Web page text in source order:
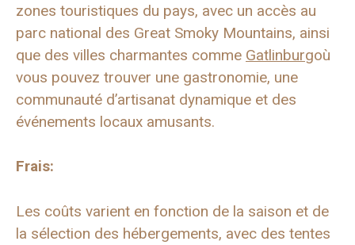
zones touristiques du pays, avec un accès au
parc national des Great Smoky Mountains, ainsi
que des villes charmantes comme Gatlinburgoù
vous pouvez trouver une gastronomie, une
communauté d’artisanat dynamique et des
événements locaux amusants.
Frais:
Les coûts varient en fonction de la saison et de
la sélection des hébergements, avec des tentes